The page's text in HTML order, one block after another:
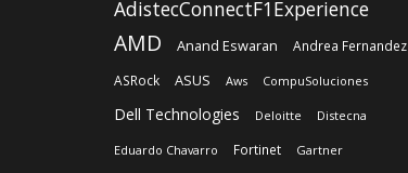
AdistecConnectF1Experience
AMD Anand Eswaran
Andrea Fernandez
ASRock
ASUS Aws CompuSoluciones
Dell Technologies Deloitte Distecna
Eduardo Chavarro Fortinet Gartner